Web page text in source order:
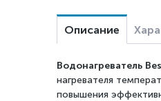
Описание
Водонагреватель
нагревателя
повышения